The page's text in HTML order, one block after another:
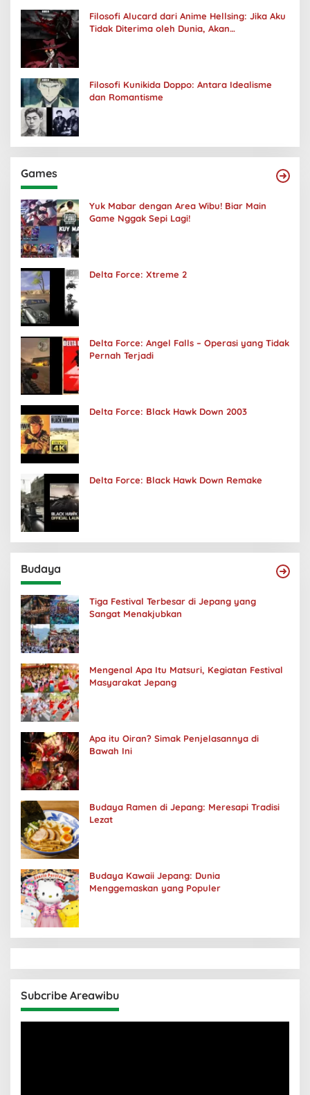
Filosofi Alucard dari Anime Hellsing: Jika Aku
Tidak Diterima oleh Dunia, Akan
Filosofi Kunikida Doppo: Antara Idealisme
dan Romantisme
Games
Yuk Mabar dengan Area Wibu! Biar Main
Game Nggak Sepi Lagi!
Delta Force: Xtreme 2
Delta Force: Angel Falls – Operasi yang Tidak
Pernah Terjadi
Delta Force: Black Hawk Down 2003
Delta Force: Black Hawk Down Remake
Budaya
Tiga Festival Terbesar di Jepang yang
Sangat Menakjubkan
Mengenal Apa Itu Matsuri, Kegiatan Festival
Masyarakat Jepang
Apa itu Oiran? Simak Penjelasannya di
Bawah Ini
Budaya Ramen di Jepang: Meresapi Tradisi
Lezat
Budaya Kawaii Jepang: Dunia
Menggemaskan yang Populer
Subcribe Areawibu